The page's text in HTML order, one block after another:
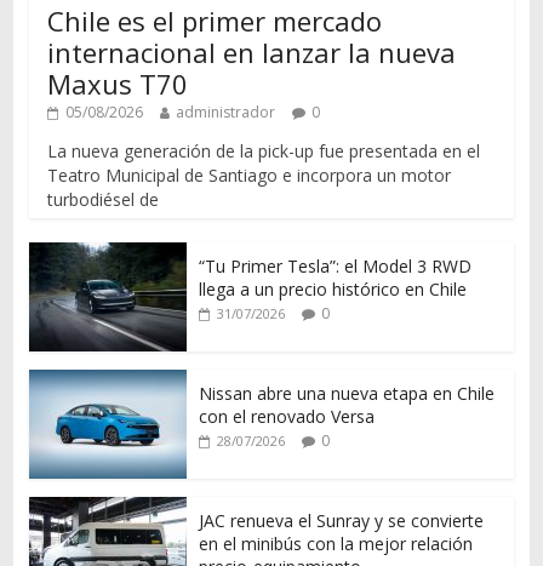
Chile es el primer mercado
internacional en lanzar la nueva
Maxus T70
05/08/2026 administrador 0
La nueva generación de la pick-up fue presentada en el
Teatro Municipal de Santiago e incorpora un motor
turbodiésel de
“Tu Primer Tesla”: el Model 3 RWD
llega a un precio histórico en Chile
31/07/2026 0
Nissan abre una nueva etapa en Chile
con el renovado Versa
28/07/2026 0
JAC renueva el Sunray y se convierte
en el minibús con la mejor relación